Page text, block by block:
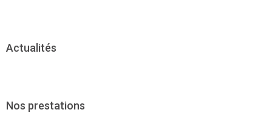
Actualités
Nos prestations